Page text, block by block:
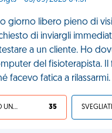
giorno libero pieno di
di inviargli
a un cliente. Ho
del fisioterapista. Il
facevo fatica a rilassarmi.
SÌ, È PROPRIO UNA VDM! 35